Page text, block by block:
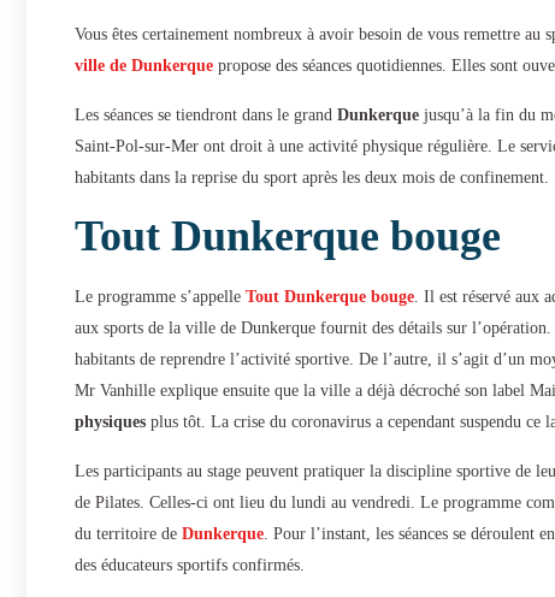
Vous êtes certainement nombreux à avoir besoin de vous remettre
ville de Dunkerque propose des séances quotidiennes. Elles sont
Les séances se tiendront dans le grand Dunkerque jusqu’à la fin du
Saint-Pol-sur-Mer ont droit à une activité physique régulière. Le
habitants dans la reprise du sport après les deux mois de confinement.
Tout Dunkerque bouge
Le programme s’appelle Tout Dunkerque bouge. Il est réservé aux
aux sports de la ville de Dunkerque fournit des détails sur
habitants de reprendre l’activité sportive. De l’autre, il s’agit d’un
Mr Vanhille explique ensuite que la ville a déjà décroché son label
physiques plus tôt. La crise du coronavirus a cependant suspendu ce
Les participants au stage peuvent pratiquer la discipline sportive de
de Pilates. Celles-ci ont lieu du lundi au vendredi. Le programme
du territoire de Dunkerque . Pour l’instant, les séances se déroulent
des éducateurs sportifs confirmés.